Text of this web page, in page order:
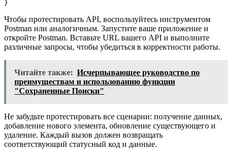
Чтобы протестировать API, воспользуйтесь инструментом
Postman или аналогичным. Запустите ваше приложение и
откройте Postman. Вставьте URL вашего API и выполните
различные запросы, чтобы убедиться в корректности работы.
Читайте также: Исчерпывающее руководство по
преимуществам и использованию функции
"Сохраненные Поиски"
Не забудьте протестировать все сценарии: получение данных,
добавление нового элемента, обновление существующего и
удаление. Каждый вызов должен возвращать
соответствующий статусный код и данные.